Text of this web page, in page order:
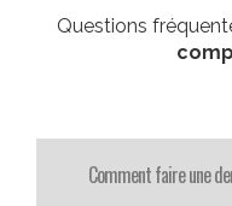
Questions
Comment faire une